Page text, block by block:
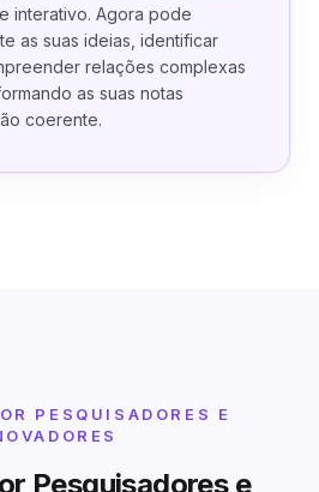
interativo. Agora pode
as suas ideias, identificar
relações complexas
as suas notas
coerente.
PESQUISADORES E
Pesquisadores e